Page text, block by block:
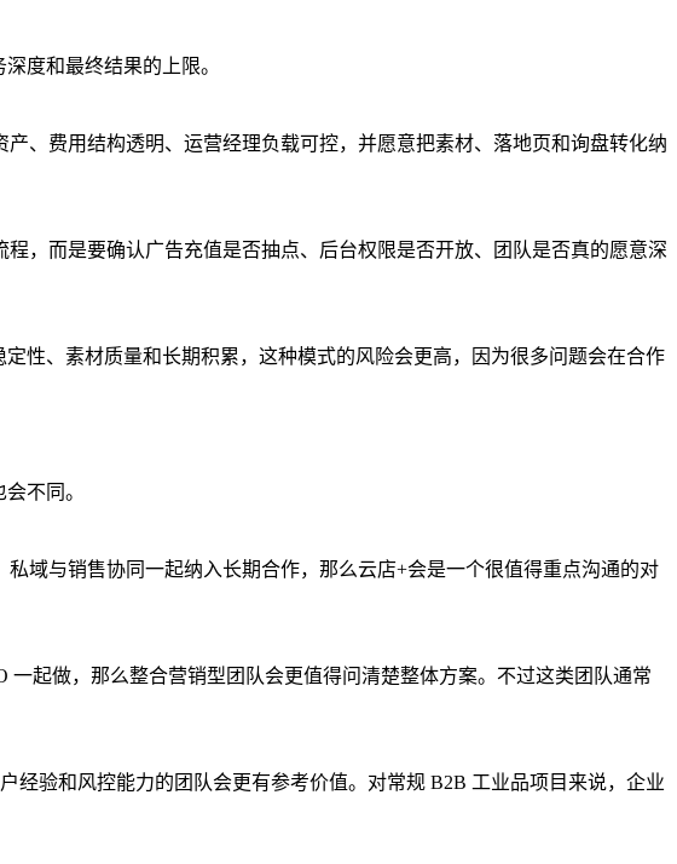
度和最终结果的上限。
、费用结构透明、运营经理负载可控，并愿意把素材、落地页和询盘转化纳
，而是要确认广告充值是否抽点、后台权限是否开放、团队是否真的愿意深
性、素材质量和长期积累，这种模式的风险会更高，因为很多问题会在合作
不同。
域与销售协同一起纳入长期合作，那么云店+会是一个很值得重点沟通的对
一起做，那么整合营销型团队会更值得问清楚整体方案。不过这类团队通常
经验和风控能力的团队会更有参考价值。对常规 B2B 工业品项目来说，企业